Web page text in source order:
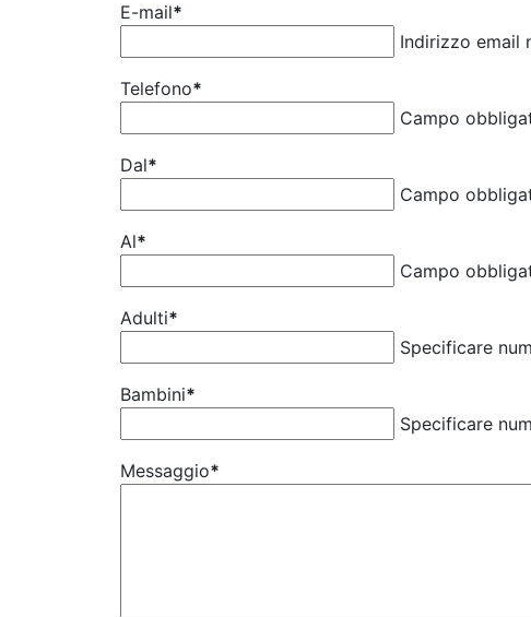
E-mail*
Indirizzo email
Telefono*
Campo
Dal*
Campo
Al*
Campo
Adulti*
Specificare
Bambini*
Specificare
Messaggio*